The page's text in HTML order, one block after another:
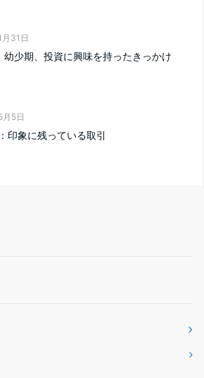
31日
幼少期、投資に興味を持ったきっかけ
5日
印象に残っている取引